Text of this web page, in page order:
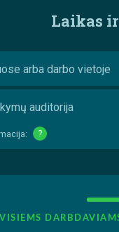
Laikas
arba darbo vietoje
auditorija
?